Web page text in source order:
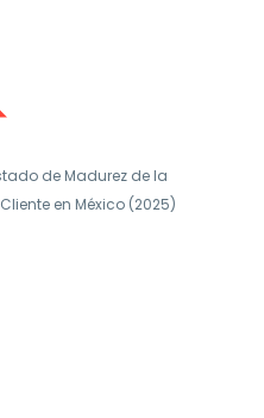
de Madurez de la
en México (2025)